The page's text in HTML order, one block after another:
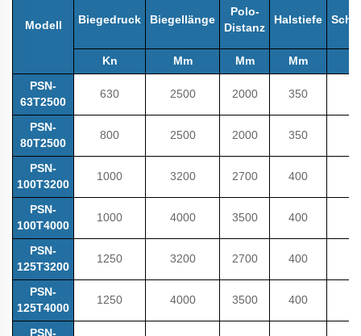
Modell Biegedruck Biegellänge
Polo-
Distanz
Halstiefe
Kn Mm Mm
Mm
PSN-
63T2500
630 2500 2000 350
PSN-
80T2500
800 2500 2000 350
PSN-
100T3200
1000 3200 2700 400
PSN-
100T4000
1000 4000 3500 400
PSN-
125T3200
1250 3200 2700 400
PSN-
125T4000
1250 4000 3500 400
PSN-